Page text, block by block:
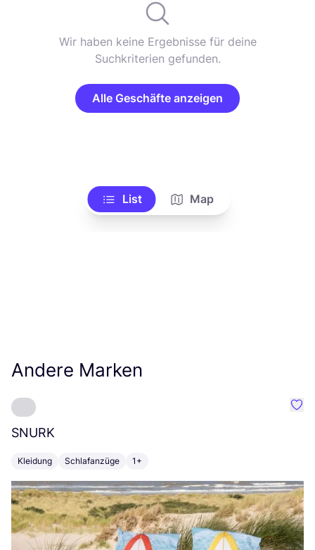
Wir haben keine Ergebnisse für deine
Suchkriterien gefunden.
Alle Geschäfte anzeigen
List Map
Andere Marken
SNURK
Kleidung Schlafanzüge 1+